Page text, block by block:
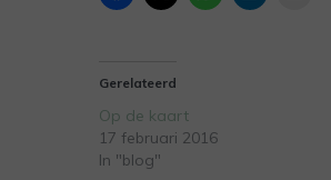
Gerelateerd
Op de kaart
17 februari 2016
In "blog"